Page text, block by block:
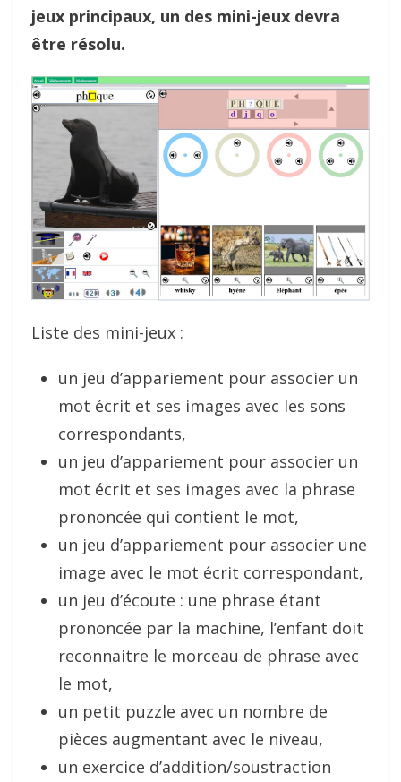
jeux principaux, un des mini-jeux devra
être résolu.
Liste des mini-jeux :
un jeu d’appariement pour associer un
mot écrit et ses images avec les sons
correspondants,
un jeu d’appariement pour associer un
mot écrit et ses images avec la phrase
prononcée qui contient le mot,
un jeu d’appariement pour associer une
image avec le mot écrit correspondant,
un jeu d’écoute : une phrase étant
prononcée par la machine, l’enfant doit
reconnaitre le morceau de phrase avec
le mot,
un petit puzzle avec un nombre de
pièces augmentant avec le niveau,
un exercice d’addition/soustraction